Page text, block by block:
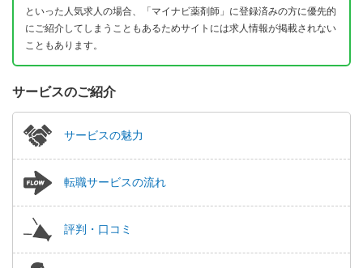
といった人気求人の場合、「マイナビ薬剤師」に登録済みの方に優先的
にご紹介してしまうこともあるためサイトには求人情報が掲載されない
こともあります。
サービスのご紹介
サービスの魅力
転職サービスの流れ
評判・口コミ